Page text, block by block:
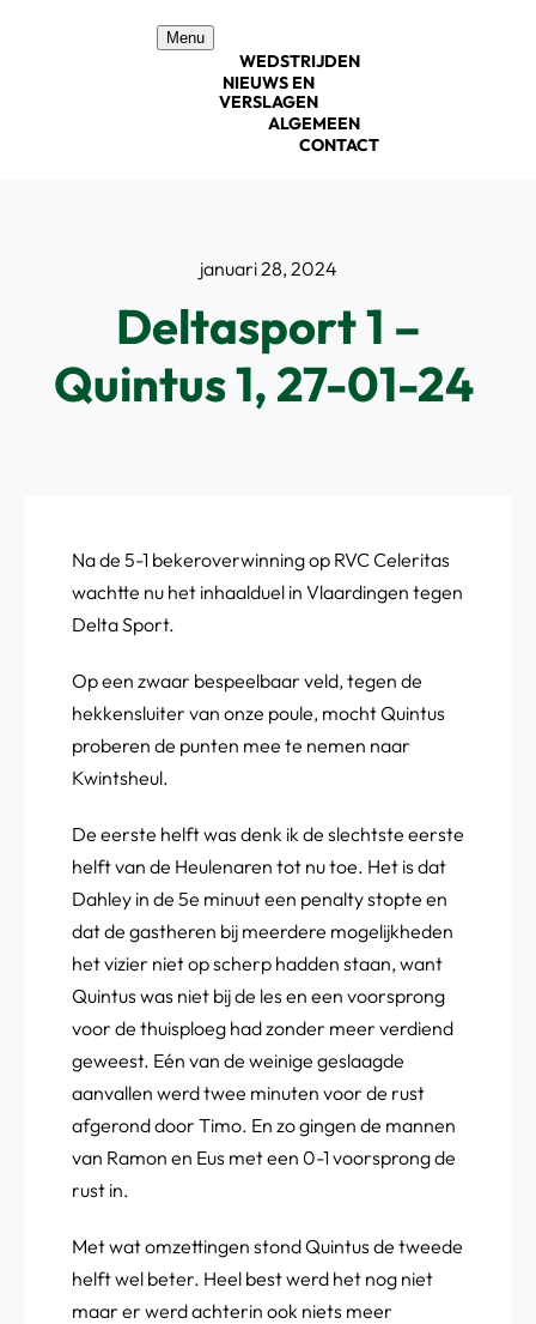
Menu
WEDSTRIJDEN
NIEUWS EN
VERSLAGEN
ALGEMEEN
CONTACT
januari 28, 2024
Deltasport 1 –
Quintus 1, 27-01-24
Na de 5-1 bekeroverwinning op RVC Celeritas
wachtte nu het inhaalduel in Vlaardingen tegen
Delta Sport.
Op een zwaar bespeelbaar veld, tegen de
hekkensluiter van onze poule, mocht Quintus
proberen de punten mee te nemen naar
Kwintsheul.
De eerste helft was denk ik de slechtste eerste
helft van de Heulenaren tot nu toe. Het is dat
Dahley in de 5e minuut een penalty stopte en
dat de gastheren bij meerdere mogelijkheden
het vizier niet op scherp hadden staan, want
Quintus was niet bij de les en een voorsprong
voor de thuisploeg had zonder meer verdiend
geweest. Eén van de weinige geslaagde
aanvallen werd twee minuten voor de rust
afgerond door Timo. En zo gingen de mannen
van Ramon en Eus met een 0-1 voorsprong de
rust in.
Met wat omzettingen stond Quintus de tweede
helft wel beter. Heel best werd het nog niet
maar er werd achterin ook niets meer